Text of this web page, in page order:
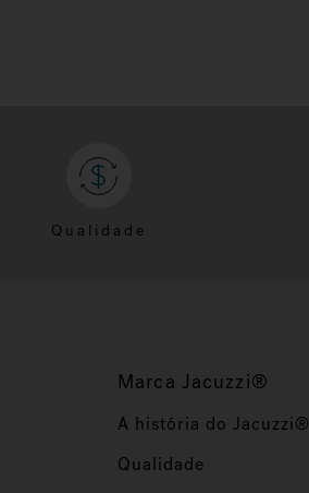
Qualidade
Marca Jacuzzi®
A história do Jacuzzi®
Qualidade